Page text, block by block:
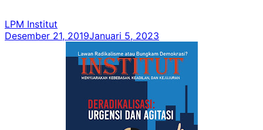
LPM Institut
Desember 21, 2019Januari 5, 2023